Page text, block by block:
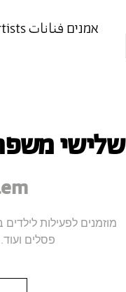
artists אמנים فنانات
שלישי
פסלים